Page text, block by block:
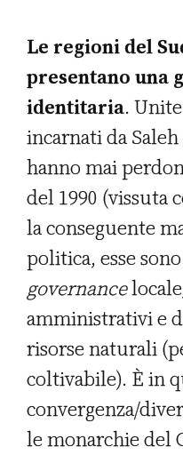
Le regioni del
presentano una
identitaria.
incarnati da
hanno mai
del 1990 (vissuta
la conseguente
politica, esse
governance
amministrativi e
risorse naturali
coltivabile). È in
convergenza/
le monarchie del